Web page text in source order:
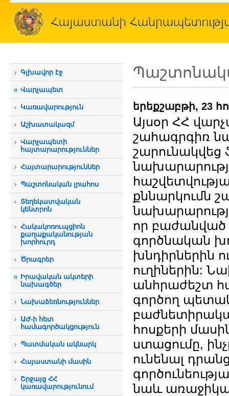
Գլխավոր էջ
Վարչապետ
Կառավարություն
Աշխատակազմ
Վարչապետի
հայտարարություններ
Հայտարարություններ
Պաշտոնական լրահոս
Տեղեկատվական
կենտրոն
Հակակոռուպցիոն
քաղաքականության
խորհուրդ
Ծրագրեր
Իրավական ակտերի
նախագծեր
Նախաձեռնություններ
ԱԺ-ի հետ
համագործակցություն
Պատմական ակնարկ
Հայաստանի մասին
Շրջայց ՀՀ
կառավարությունում
երեքշաբթի, 23
Այսօր ՀՀ
շահագրգիռ
շարունակվեց
քննարկումն
որ բաժանված
գործնական
խնդիրներին
ուղիներին:
անհրաժեշտ
գործող
հոսքերի
ստացումը,
ունենալ
նաև